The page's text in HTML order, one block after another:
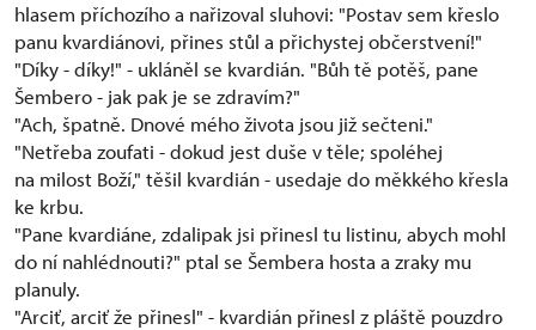
hlasem příchozího a nařizoval sluhovi: "Postav sem křeslo
panu kvardiánovi, přines stůl a přichystej občerstvení!"
"Díky - díky!" - ukláněl se kvardián. "Bůh tě potěš, pane
Šembero - jak pak je se zdravím?"
"Ach, špatně. Dnové mého života jsou již sečteni."
"Netřeba zoufati - dokud jest duše v těle; spoléhej
na milost Boží," těšil kvardián - usedaje do měkkého křesla
ke krbu.
"Pane kvardiáne, zdalipak jsi přinesl tu listinu, abych mohl
do ní nahlédnouti?" ptal se Šembera hosta a zraky mu
planuly.
"Arciť, arciť že přinesl" - kvardián přinesl z pláště pouzdro